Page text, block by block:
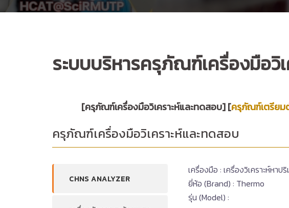
ระบบบริหารครุภัณฑ์เครื่องมือวิ
[ครุภัณฑ์เครื่องมือวิเคราะห์และทดสอบ] [ครุภัณฑ์เตรียม
ครุภัณฑ์เครื่องมือวิเคราะห์และทดสอบ
CHNS ANALYZER
เครื่องมือ : เครื่องวิเคราะห์หา
ยี่ห้อ (Brand) : Thermo
รุ่น (Model) :